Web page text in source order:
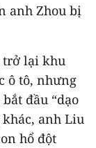
anh Zhou bị
trở lại khu
ô tô, nhưng
đầu “dạo
anh Liu
hổ đột